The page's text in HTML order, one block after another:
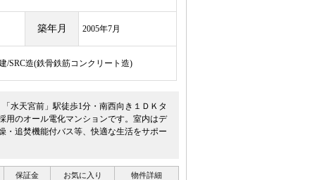
築年月 2005年7月
/SRC造(鉄骨鉄筋コンクリート造)
水天宮前」駅徒歩1分・南西向き１ＤＫタ
用のオール電化マンションです。室内はデ
・追焚機能付バス等、快適な生活をサポー
保証金 お気に入り 物件詳細